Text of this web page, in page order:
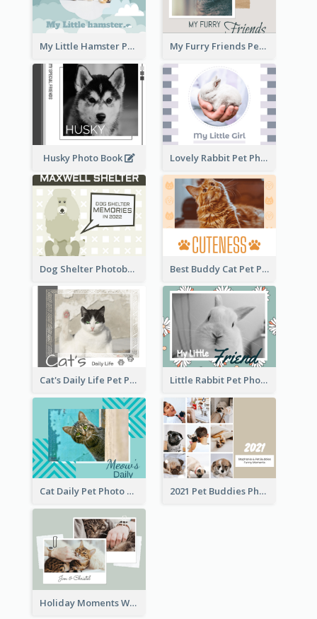
My Little Hamster Pet Photo Book My Furry Friends Pet Photo Book
Husky Photo Book Lovely Rabbit Pet Photo Book
Dog Shelter Photobook Diagram Best Buddy Cat Pet Photo Book
Cat's Daily Life Pet Photo Book Little Rabbit Pet Photo Book
Cat Daily Pet Photo Book Details 2021 Pet Buddies Photo Book
Holiday Moments With Pets Photo Book